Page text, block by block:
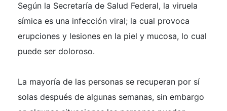
Según la Secretaría de Salud Federal, la viruela
símica es una infección viral; la cual provoca
erupciones y lesiones en la piel y mucosa, lo cual
puede ser doloroso.
La mayoría de las personas se recuperan por sí
solas después de algunas semanas, sin embargo